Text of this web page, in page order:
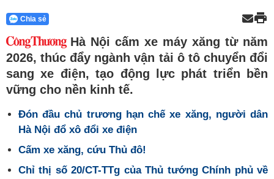
Chia sẻ
Hà Nội cấm xe máy xăng từ năm
2026, thúc đẩy ngành vận tải ô tô chuyển đổi
sang xe điện, tạo động lực phát triển bền
vững cho nền kinh tế.
Đón đầu chủ trương hạn chế xe xăng, người dân
Hà Nội đổ xô đổi xe điện
Cấm xe xăng, cứu Thủ đô!
Chỉ thị số 20/CT-TTg của Thủ tướng Chính phủ về